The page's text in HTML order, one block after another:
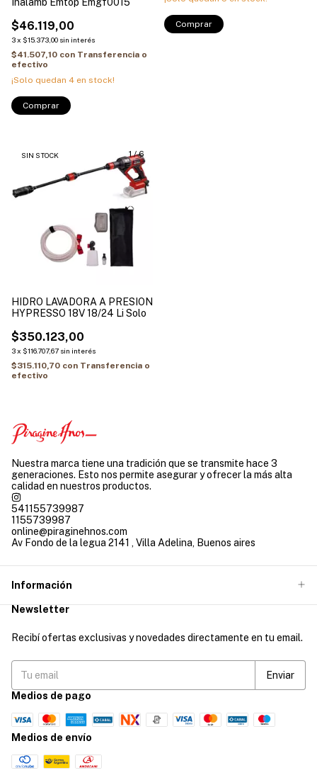
$46.119,00
3x $15.373,00 sin interés
$41.507,10 con Transferencia o
efectivo
¡Solo quedan 4 en stock!
1/6
SIN STOCK
HIDRO LAVADORA A PRESION
HYPRESSO 18V 18/24 Li Solo
$350.123,00
3x $116.707,67 sin interés
$315.110,70 con Transferencia o
efectivo
Nuestra marca tiene una tradición que se transmite hace 3
generaciones. Esto nos permite asegurar y ofrecer la más alta
calidad en nuestros productos.
541155739987
1155739987
online@piraginehnos.com
Av Fondo de la legua 2141 , Villa Adelina, Buenos aires
Información
Newsletter
Recibí ofertas exclusivas y novedades directamente en tu email.
Medios de pago
Medios de envío